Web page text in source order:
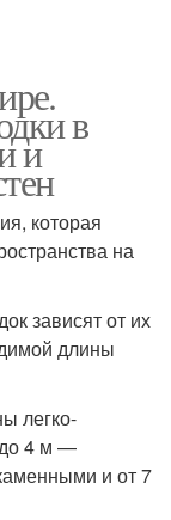
в
и
которая
на
зависят от их
длины
легко-
4 м —
и от 7